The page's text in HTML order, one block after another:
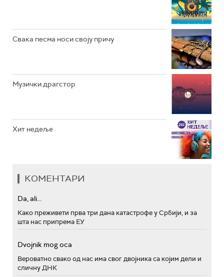
Свака песма носи своју причу
Музички драгстор
Хит недеље
КОМЕНТАРИ
Da, ali...
Како преживети прва три дана катастрофе у Србији, и за
шта нас припрема ЕУ
Dvojnik mog oca
Вероватно свако од нас има свог двојника са којим дели и
сличну ДНК